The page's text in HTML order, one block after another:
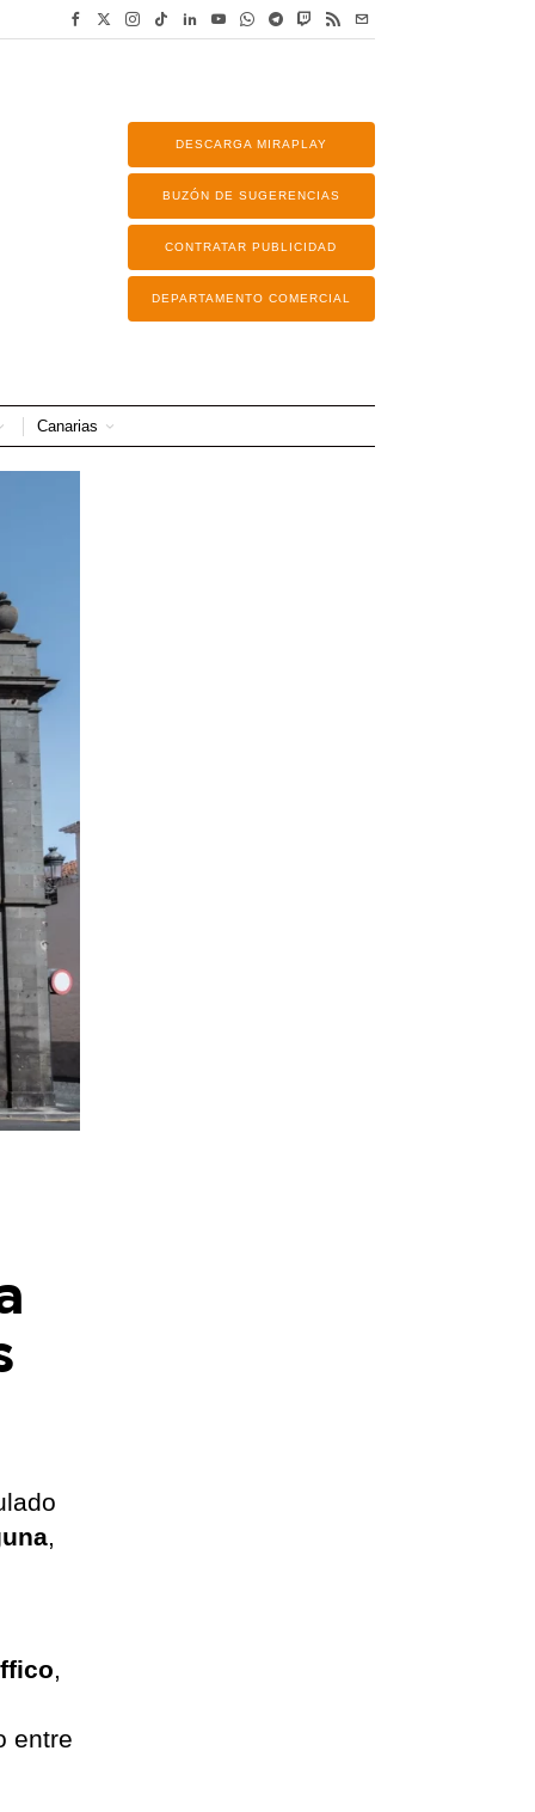
DESCARGA MIRAPLAY
BUZÓN DE SUGERENCIAS
CONTRATAR PUBLICIDAD
DEPARTAMENTO COMERCIAL
Canarias
,
,
entre